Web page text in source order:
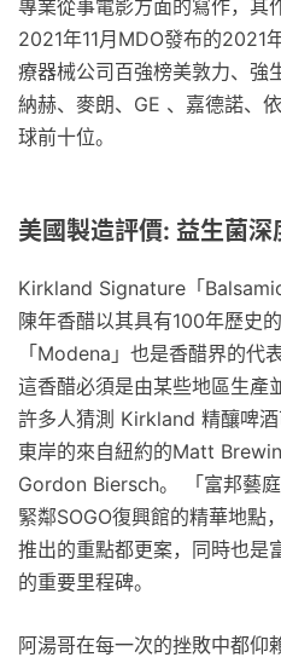
專業從事電影方面的寫作，其
2021年11月MDO發布的
療器械公司百強榜美敦力、強
納赫、麥朗、GE 、嘉德諾、
球前十位。
美國製造評價: 益生菌深
Kirkland Signature「
陳年香醋以其具有100年歷史
「Modena」也是香醋界的代
這香醋必須是由某些地區生產
許多人猜測 Kirkland 精釀啤
東岸的來自紐約的Matt
Gordon Biersch。 「富邦藝
緊鄰SOGO復興館的精華地點
推出的重點都更案，同時也是
的重要里程碑。
阿湯哥在每一次的挫敗中都仰